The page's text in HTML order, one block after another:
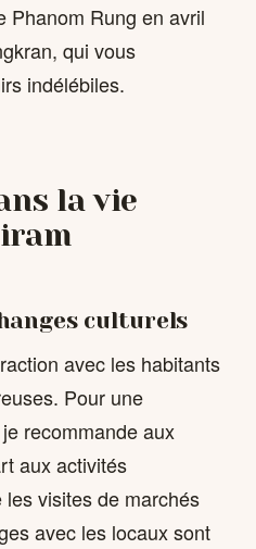
Phanom Rung en avril
qui vous
indélébiles.
la vie
culturels
avec les habitants
Pour une
recommande aux
aux activités
visites de marchés
avec les locaux sont